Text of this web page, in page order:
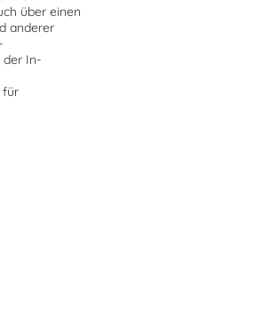
über einen
anderer
der In-
für